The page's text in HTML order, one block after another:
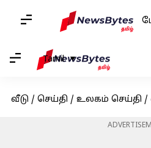
Tamil
வீடு / செய்தி / உலகம் செய்தி /